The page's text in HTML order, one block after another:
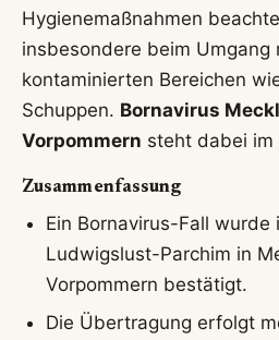
Hygienemaßnahmen
insbesondere beim Umgang
kontaminierten Bereichen
Schuppen. Bornavirus
Vorpommern steht dabei
Zusammenfassung
Ein Bornavirus-Fall wurde
Ludwigslust-Parchim in
Vorpommern bestätigt.
Die Übertragung erfolgt